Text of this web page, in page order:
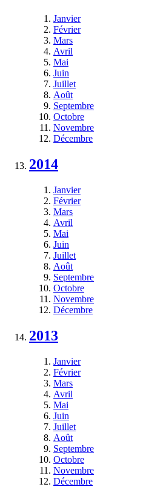
Janvier
Février
Mars
Avril
Mai
Juin
Juillet
Août
Septembre
Octobre
Novembre
Décembre
2014
Janvier
Février
Mars
Avril
Mai
Juin
Juillet
Août
Septembre
Octobre
Novembre
Décembre
2013
Janvier
Février
Mars
Avril
Mai
Juin
Juillet
Août
Septembre
Octobre
Novembre
Décembre